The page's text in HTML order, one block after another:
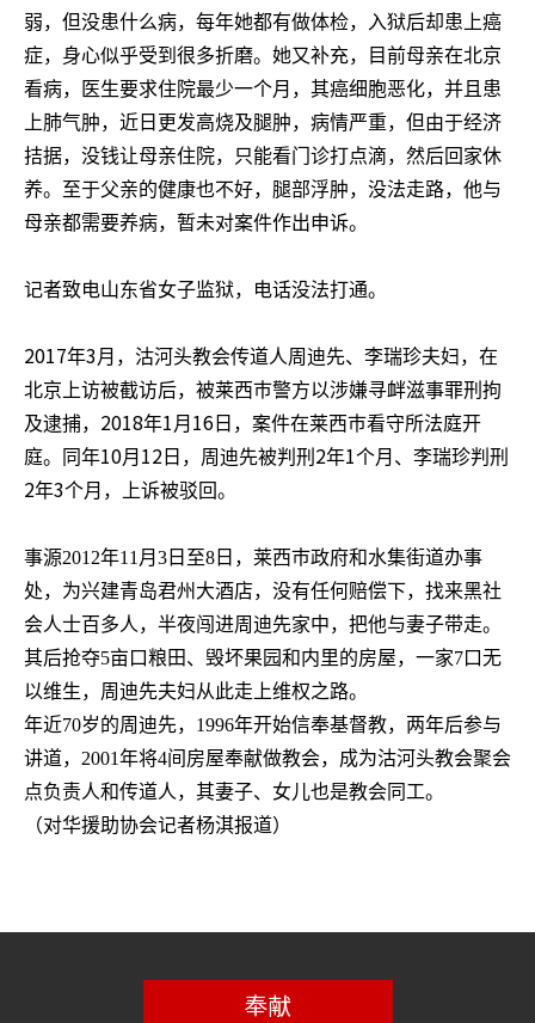
弱，但没患什么病，每年她都有做体检，入狱后却患上癌
症，身心似乎受到很多折磨。她又补充，目前母亲在北京
看病，医生要求住院最少一个月，其癌细胞恶化，并且患
上肺气肿，近日更发高烧及腿肿，病情严重，但由于经济
拮据，没钱让母亲住院，只能看门诊打点滴，然后回家休
养。至于父亲的健康也不好，腿部浮肿，没法走路，他与
母亲都需要养病，暂未对案件作出申诉。
记者致电山东省女子监狱，电话没法打通。
2017年3月， 沽河头教会传道人周迪先、李瑞珍夫妇，在
北京上访被截访后，被莱西巿警方以涉嫌寻衅滋事罪刑拘
及逮捕， 2018年1 月 16 日，案件在莱西巿看守所法庭开
庭。同年10月 12 日，周迪先被判刑 2年1个月、李瑞珍判刑
2年3个月，上诉被驳回。
事源2012年11 月 3 日至8 日，莱西巿政府和水集街道办事
处，为兴建青岛君州大酒店，没有任何赔偿下，找来黑社
会人士百多人，半夜闯进周迪先家中，把他与妻子带走。
其后抢夺5亩口粮田、毁坏果园和内里的房屋，一家7口无
以维生，周迪先夫妇从此走上维权之路。
年近70岁的周迪先， 1996年开始信奉基督教，两年后参与
讲道， 2001年将4间房屋奉献做教会，成为沽河头教会聚会
点负责人和传道人，其妻子、女儿也是教会同工。
（对华援助协会记者杨淇报道）
奉献